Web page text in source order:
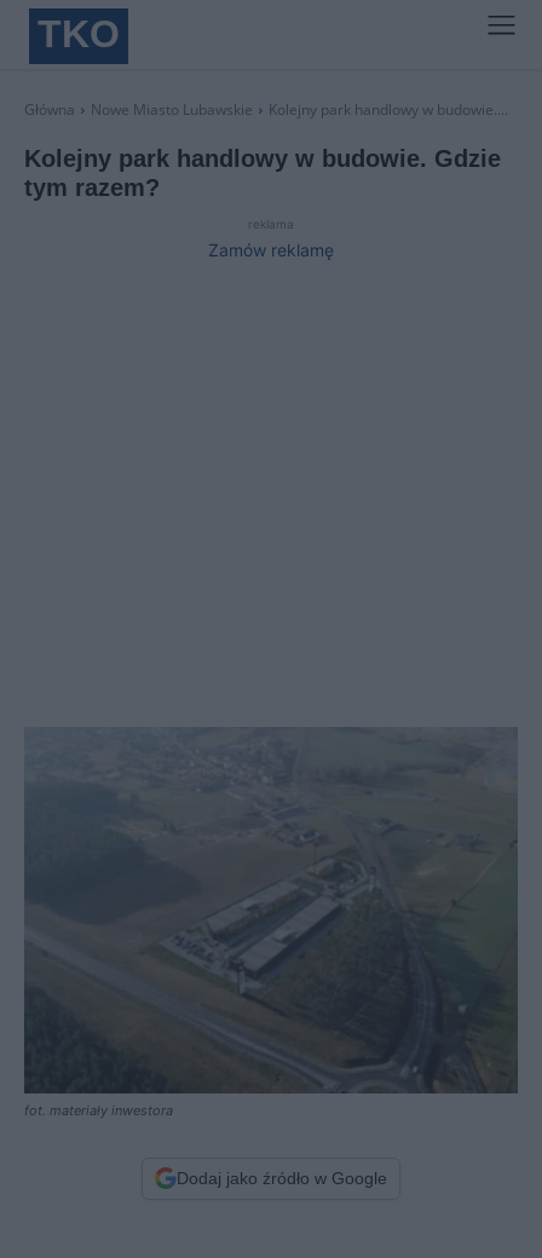
TKO
Główna Nowe Miasto Lubawskie Kolejny park handlowy w budowie....
Kolejny park handlowy w budowie. Gdzie
tym razem?
reklama
Zamów reklamę
fot. materiały inwestora
Dodaj jako źródło w Google